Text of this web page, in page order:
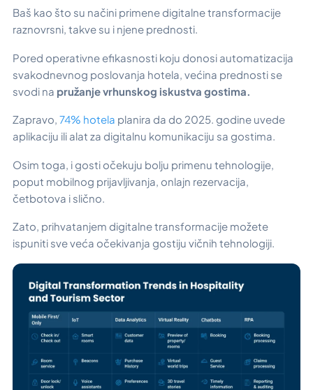
Baš kao što su načini primene digitalne transformacije
raznovrsni, takve su i njene prednosti.
Pored operativne efikasnosti koju donosi automatizacija
svakodnevnog poslovanja hotela, većina prednosti se
svodi na pružanje vrhunskog iskustva gostima.
Zapravo, 74% hotela planira da do 2025. godine uvede
aplikaciju ili alat za digitalnu komunikaciju sa gostima.
Osim toga, i gosti očekuju bolju primenu tehnologije,
poput mobilnog prijavljivanja, onlajn rezervacija,
četbotova i slično.
Zato, prihvatanjem digitalne transformacije možete
ispuniti sve veća očekivanja gostiju vičnih tehnologiji.